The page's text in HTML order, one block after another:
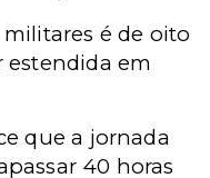
é de oito
estendida em
que a jornada
40 horas